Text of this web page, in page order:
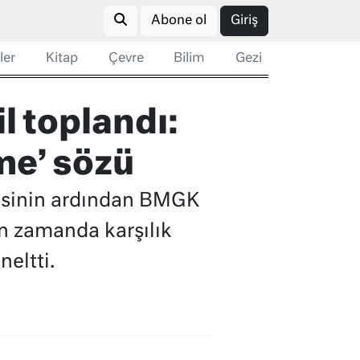
Abone ol Giriş
Kitap Çevre Bilim Gezi
toplandı:
sözü
ardından BMGK
karşılık